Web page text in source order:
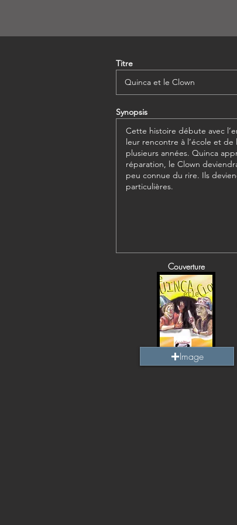
Titre
Synopsis
Couverture
Image